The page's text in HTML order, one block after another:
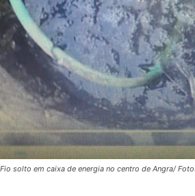
Fio solto em caixa de energia no centro de Angra/